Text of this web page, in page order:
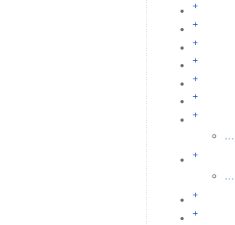
+
+
+
+
+
+
+
...
+
...
+
+